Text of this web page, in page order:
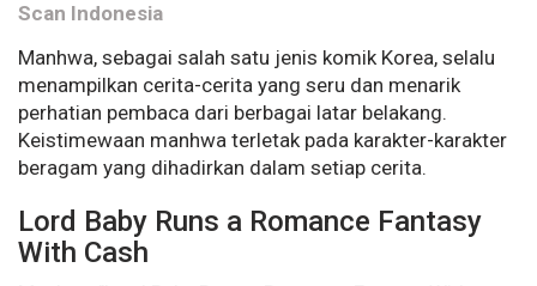
Scan Indonesia
Manhwa, sebagai salah satu jenis komik Korea, selalu
menampilkan cerita-cerita yang seru dan menarik
perhatian pembaca dari berbagai latar belakang.
Keistimewaan manhwa terletak pada karakter-karakter
beragam yang dihadirkan dalam setiap cerita.
Lord Baby Runs a Romance Fantasy
With Cash